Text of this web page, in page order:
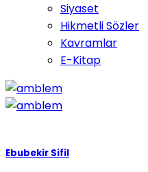
Siyaset
Hikmetli Sözler
Kavramlar
E-Kitap
Ebubekir Sifil